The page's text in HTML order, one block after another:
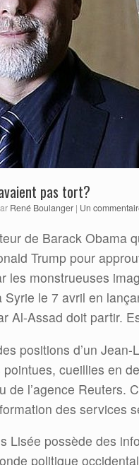
pas tort?
René Boulanger | Un
de Barack Obama
Trump pour
les monstrueuses
Syrie le 7 avril en
Al-Assad doit partir.
positions d’un
cueillies en
de l’agence Reuters.
des services
Lisée possède des
politique